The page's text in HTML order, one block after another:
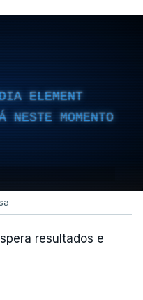
trabalhou para o
da PJ
7 Agosto 2026, 14:26
ELEMENT
NESTE MOMENTO
resultados e